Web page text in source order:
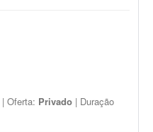
| Oferta: Privado | Duração